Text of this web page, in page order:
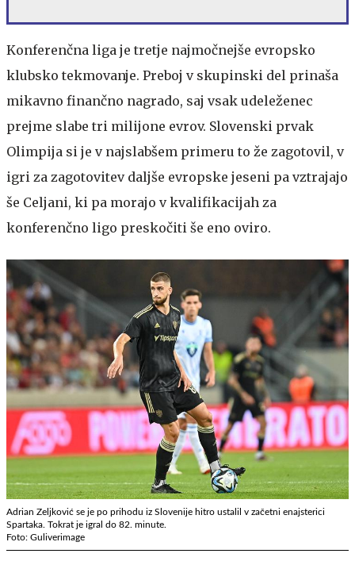
Konferenčna liga je tretje najmočnejše evropsko
klubsko tekmovanje. Preboj v skupinski del prinaša
mikavno finančno nagrado, saj vsak udeleženec
prejme slabe tri milijone evrov. Slovenski prvak
Olimpija si je v najslabšem primeru to že zagotovil, v
igri za zagotovitev daljše evropske jeseni pa vztrajajo
še Celjani, ki pa morajo v kvalifikacijah za
konferenčno ligo preskočiti še eno oviro.
Adrian Zeljković se je po prihodu iz Slovenije hitro ustalil v začetni enajsterici
Spartaka. Tokrat je igral do 82. minute.
Foto: Guliverimage